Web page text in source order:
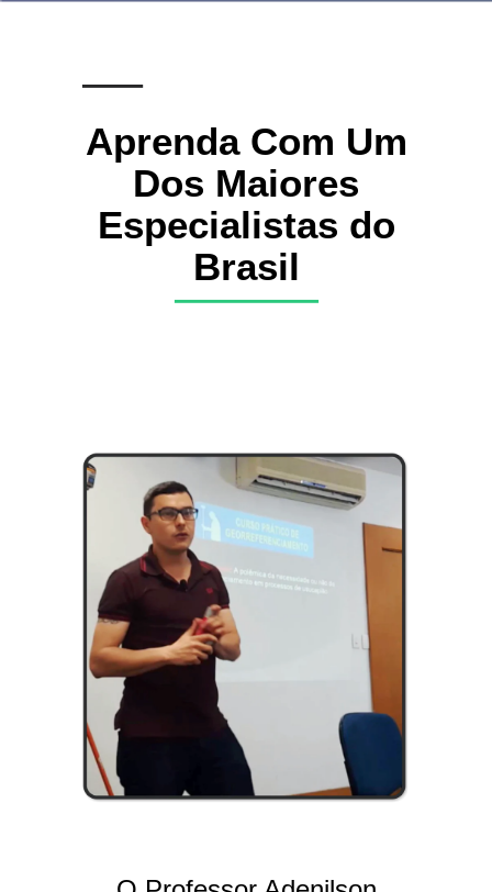
Aprenda Com Um
Dos Maiores
Especialistas do
Brasil